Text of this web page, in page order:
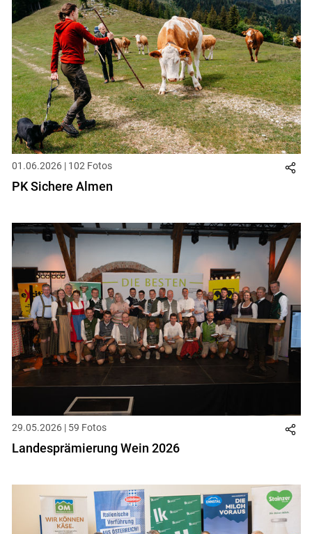
01.06.2026 | 102 Fotos
PK Sichere Almen
29.05.2026 | 59 Fotos
Landesprämierung Wein 2026